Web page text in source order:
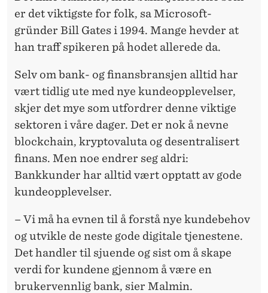
er det viktigste for folk, sa Microsoft-
gründer Bill Gates i 1994. Mange hevder at
han traff spikeren på hodet allerede da.
Selv om bank- og finansbransjen alltid har
vært tidlig ute med nye kundeopplevelser,
skjer det mye som utfordrer denne viktige
sektoren i våre dager. Det er nok å nevne
blockchain, kryptovaluta og desentralisert
finans. Men noe endrer seg aldri:
Bankkunder har alltid vært opptatt av gode
kundeopplevelser.
– Vi må ha evnen til å forstå nye kundebehov
og utvikle de neste gode digitale tjenestene.
Det handler til sjuende og sist om å skape
verdi for kundene gjennom å være en
brukervennlig bank, sier Malmin.